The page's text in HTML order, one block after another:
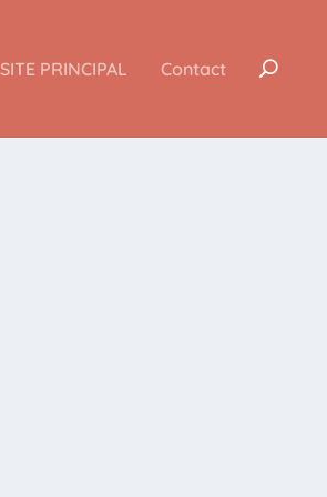
SITE PRINCIPAL Contact